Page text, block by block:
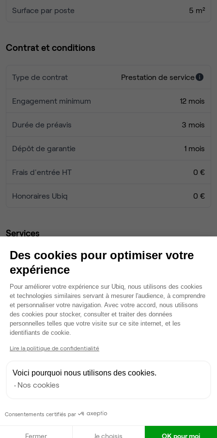
central, calme et plein de bonnes énergies !
Surface par poste 5 m²
Contrat et conditions
Type de contrat Prestation de service
Engagement minimum 12 mois
Durée de préavis 3 mois
Dépôt de garantie 1 mois
Frais d'entrée HT 0 €
Honoraires Ubiq 0 €
Services
Fibre
Coin cafet'
Ménage
Tables / chaises
Écran TV
Espace d'attente
Wifi
Salle de réunion privée
Gestionnaire de l'espace
P Partenaire depuis 2026
Répond en quelques heures
Des cookies pour optimiser votre
expérience
Plateforme de Gestion du
Pour améliorer votre expérience sur Ubiq, nous utilisons des cookies
et technologies similaires servant à mesurer l'audience, à comprendre
et personnaliser votre navigation. Avec votre accord, nous utilisons
des cookies pour stocker, consulter et traiter des données
personnelles telles que votre visite sur ce site internet, et les
identifiants de cookie.
Lire la politique de confidentialité
Voici pourquoi nous utilisons des cookies.
Nos cookies
Consentements certifiés par
Fermer Je choisis OK pour moi